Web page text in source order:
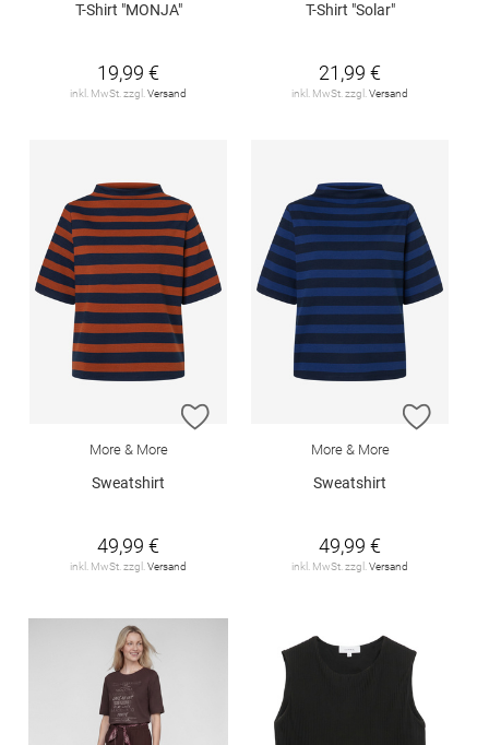
T-Shirt "MONJA"
19,99 €
inkl. MwSt. zzgl.Versand
T-Shirt "Solar"
21,99 €
inkl. MwSt. zzgl.Versand
ZUR WUNSCHLISTE HINZUFÜGEN
More & More
Sweatshirt
49,99 €
inkl. MwSt. zzgl. Versand
ZUR
More & More
Sweatshirt
49,99 €
inkl. MwSt. zzgl. Versand